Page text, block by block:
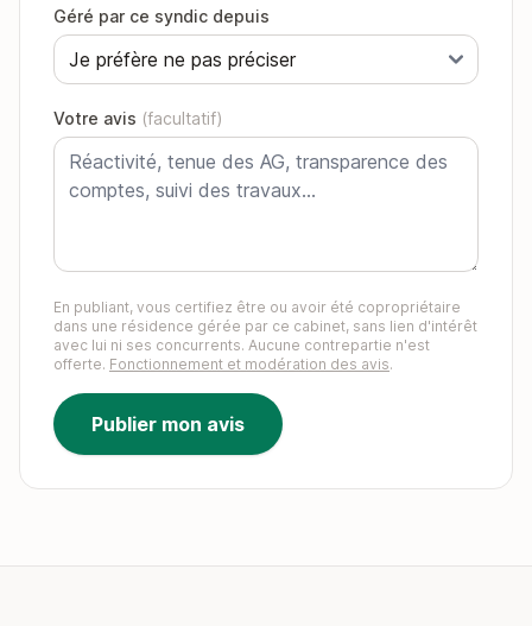
Géré par ce syndic depuis
Votre avis (facultatif)
En publiant, vous certifiez être ou avoir été copropriétaire
dans une résidence gérée par ce cabinet, sans lien d'intérêt
avec lui ni ses concurrents. Aucune contrepartie n'est
offerte. Fonctionnement et modération des avis.
Publier mon avis